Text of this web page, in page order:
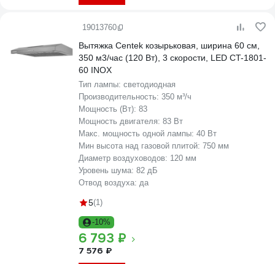
19013760
Вытяжка Centek козырьковая, ширина 60 см,
350 м3/час (120 Вт), 3 скорости, LED CT-1801-
60 INOX
Тип лампы: светодиодная
Производительность: 350 м³/ч
Мощность (Вт): 83
Мощность двигателя: 83 Вт
Макс. мощность одной лампы: 40 Вт
Мин высота над газовой плитой: 750 мм
Диаметр воздуховодов: 120 мм
Уровень шума: 82 дБ
Отвод воздуха: да
5(1)
-10%
6 793 ₽
7 576 ₽